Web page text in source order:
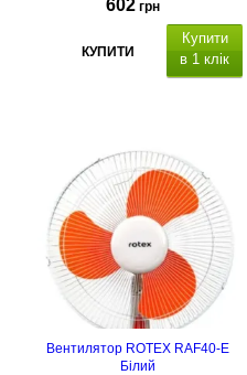
602 грн
КУПИТИ
Купити
в 1 клік
Вентилятор ROTEX RAF40-E
Білий